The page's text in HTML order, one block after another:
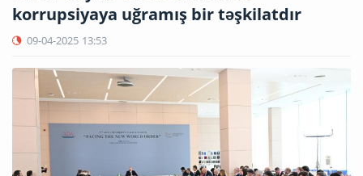
korrupsiyaya uğramış bir təşkilatdır
09-04-2025 13:53